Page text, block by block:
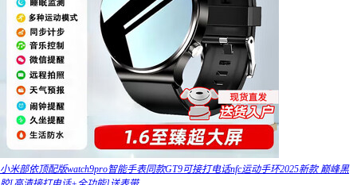
小米部依顶配版watch9pro智能手表同款GT9可接打电话nfc运动手环2025新款 巅峰黑